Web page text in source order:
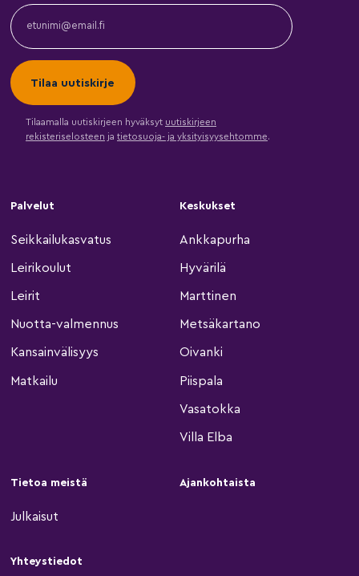
Tilaamalla uutiskirjeen hyväksyt uutiskirjeen
rekisteriselosteen ja tietosuoja- ja yksityisyysehtomme.
Palvelut
Seikkailukasvatus
Leirikoulut
Leirit
Nuotta-valmennus
Kansainvälisyys
Matkailu
Keskukset
Ankkapurha
Hyvärilä
Marttinen
Metsäkartano
Oivanki
Piispala
Vasatokka
Villa Elba
Tietoa meistä
Julkaisut
Ajankohtaista
Yhteystiedot